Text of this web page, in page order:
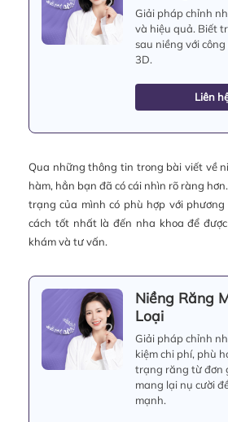
Giải pháp chỉnh
và hiệu quả. Biết
sau niềng với
3D.
Liên
Qua những thông tin trong bài viết về
hàm, hẳn bạn đã có cái nhìn rõ ràng
trạng của mình có phù hợp với
cách tốt nhất là đến nha khoa để
khám và tư vấn.
Niềng Răng
Loại
Giải pháp chỉnh
kiệm chi phí, phù
trạng răng từ đơn
mang lại nụ cười
mạnh.